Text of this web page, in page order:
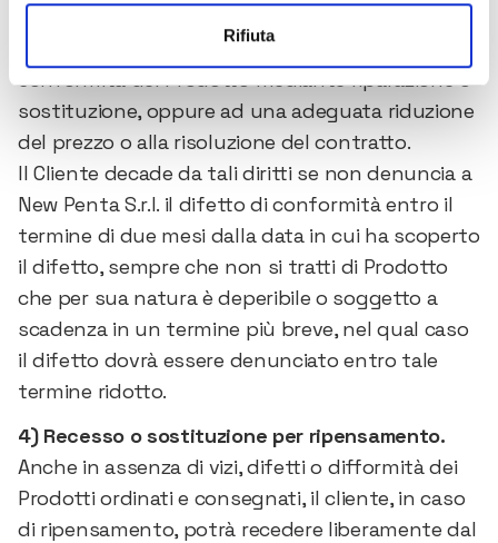
Rifiuta
consenta, al ripristino, senza spese, della
conformità del Prodotto mediante riparazione o
sostituzione, oppure ad una adeguata riduzione
del prezzo o alla risoluzione del contratto.
Il Cliente decade da tali diritti se non denuncia a
New Penta S.r.l. il difetto di conformità entro il
termine di due mesi dalla data in cui ha scoperto
il difetto, sempre che non si tratti di Prodotto
che per sua natura è deperibile o soggetto a
scadenza in un termine più breve, nel qual caso
il difetto dovrà essere denunciato entro tale
termine ridotto.
4) Recesso o sostituzione per ripensamento.
Anche in assenza di vizi, difetti o difformità dei
Prodotti ordinati e consegnati, il cliente, in caso
di ripensamento, potrà recedere liberamente dal